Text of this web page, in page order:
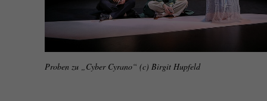
Proben zu „Cyber Cyrano“ (c) Birgit Hupfeld